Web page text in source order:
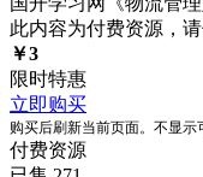
此内容为付费资源，
￥3
限时特惠
立即购买
购买后刷新当前页面。不显示
付费资源